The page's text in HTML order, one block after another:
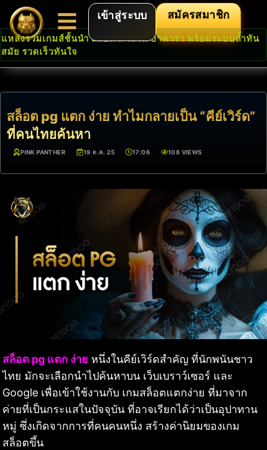
เข้าสู่ระบบ สมัครสมาชิก
แหล่งรวมเกมส์ชั้นนำ สล็อต คาสิโน บาคาร่า พร้อมระบบล้ำทัน
สมัย รวดเร็วทันใจ
สล็อต pg แตก ง่าย ทำไมกลายเป็น “คีย์เวิร์ด”
ที่คนไทยค้นหา
PINK PANTHER 19 ต.ค. 25 17:06 108 VIEWS
สล็อต pg แตก ง่าย หนึ่งในคีย์เวิร์ดสำคัญ ที่นักพนันชาว
ไทย มักจะเลือกนำไปค้นหาบน เว็บเบราว์เซอร์ และ
Google เพื่อเข้าใช้งานกับ เกมสล็อตแตกง่าย ที่มาจาก
ค่ายที่เป็นกระแสในปัจจุบัน ที่อาจเรียกได้ว่าเป็นอุปาทาน
หมู่ ซึ่งเกิดจากการที่คนคนหนึ่ง สร้างค่านิยมของเกม
สล็อตขึ้น